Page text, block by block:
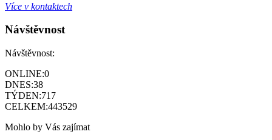
Více v kontaktech
Návštěvnost
Návštěvnost:
ONLINE:0
DNES:38
TÝDEN:717
CELKEM:443529
Mohlo by Vás zajímat